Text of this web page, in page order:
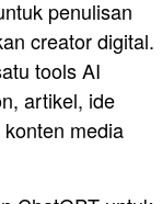
penulisan
creator digital.
tools AI
artikel, ide
media